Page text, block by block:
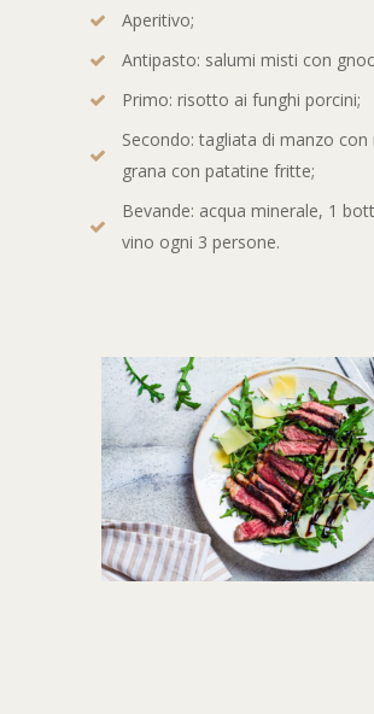
Aperitivo;
Antipasto: salumi misti con
Primo: risotto ai funghi porcini;
Secondo: tagliata di manzo con
grana con patatine fritte;
Bevande: acqua minerale, 1
vino ogni 3 persone.